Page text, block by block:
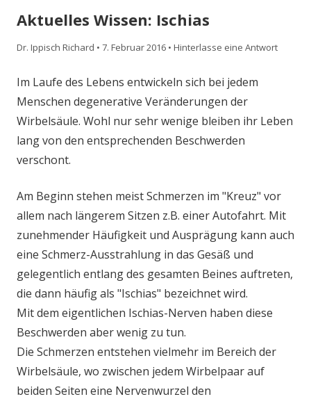
Aktuelles Wissen: Ischias
Dr. Ippisch Richard • 7. Februar 2016 • Hinterlasse eine Antwort
Im Laufe des Lebens entwickeln sich bei jedem
Menschen degenerative Veränderungen der
Wirbelsäule. Wohl nur sehr wenige bleiben ihr Leben
lang von den entsprechenden Beschwerden
verschont.
Am Beginn stehen meist Schmerzen im "Kreuz" vor
allem nach längerem Sitzen z.B. einer Autofahrt. Mit
zunehmender Häufigkeit und Ausprägung kann auch
eine Schmerz-Ausstrahlung in das Gesäß und
gelegentlich entlang des gesamten Beines auftreten,
die dann häufig als "Ischias" bezeichnet wird.
Mit dem eigentlichen Ischias-Nerven haben diese
Beschwerden aber wenig zu tun.
Die Schmerzen entstehen vielmehr im Bereich der
Wirbelsäule, wo zwischen jedem Wirbelpaar auf
beiden Seiten eine Nervenwurzel den